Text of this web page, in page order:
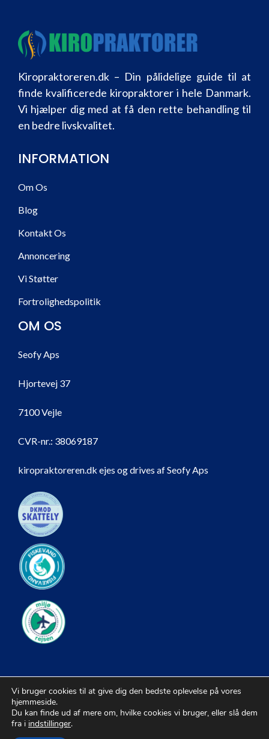
Kiropraktoreren.dk – Din pålidelige guide til at
finde kvalificerede kiropraktorer i hele Danmark.
Vi hjælper dig med at få den rette behandling til
en bedre livskvalitet.
INFORMATION
Om Os
Blog
Kontakt Os
Annoncering
Vi Støtter
Fortrolighedspolitik
OM OS
Seofy Aps
Hjortevej 37
7100 Vejle
CVR-nr.: 38069187
kiropraktoreren.dk ejes og drives af Seofy Aps
Vi bruger cookies til at give dig den bedste oplevelse på vores
hjemmeside.
Du kan finde ud af mere om, hvilke cookies vi bruger, eller slå dem
fra i indstillinger.